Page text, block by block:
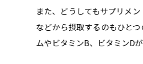
また、どうしてもサプリメ
などから摂取するのもひとつ
ムやビタミンB、ビタミンDが